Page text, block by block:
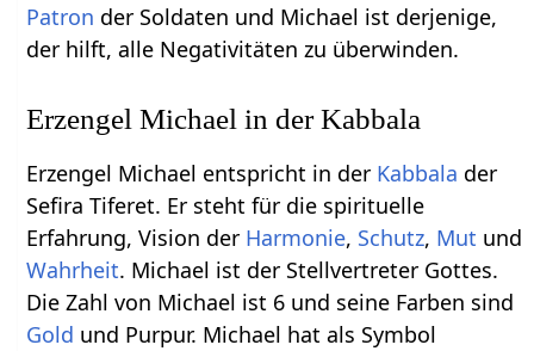
Patron der Soldaten und Michael ist derjenige,
der hilft, alle Negativitäten zu überwinden.
Erzengel Michael in der Kabbala
Erzengel Michael entspricht in der Kabbala der
Sefira Tiferet. Er steht für die spirituelle
Erfahrung, Vision der Harmonie, Schutz, Mut und
Wahrheit. Michael ist der Stellvertreter Gottes.
Die Zahl von Michael ist 6 und seine Farben sind
Gold und Purpur. Michael hat als Symbol